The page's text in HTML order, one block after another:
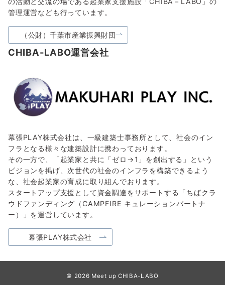
管理運営なども行っています。
（公財）千葉市産業振興財団
CHIBA-LABO運営会社
幕張PLAY株式会社は、一級建築士事務所として、社会のイン
フラとなる様々な建築設計に携わっております。
その一方で、「起業家と共に「ゼロ→1」を創出する」という
ビジョンを掲げ、次世代の社会のインフラを構築できるよう
な、社会起業家の育成に取り組んでおります。
スタートアップ支援として資金調達をサポートする「ちばクラ
ウドファンディング（CAMPFIRE キュレーションパートナ
ー）」を運営しています。
幕張PLAY株式会社
© 2026 Meet up CHIBA-LABO